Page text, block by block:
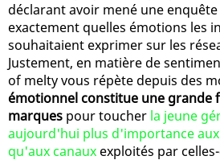
déclarant avoir mené une
exactement quelles émotions les
souhaitaient exprimer sur les
Justement, en matière de
of melty vous répète depuis des
émotionnel constitue une grande
marques pour toucher la jeune
aujourd'hui plus d'importance
qu'aux canaux exploités par